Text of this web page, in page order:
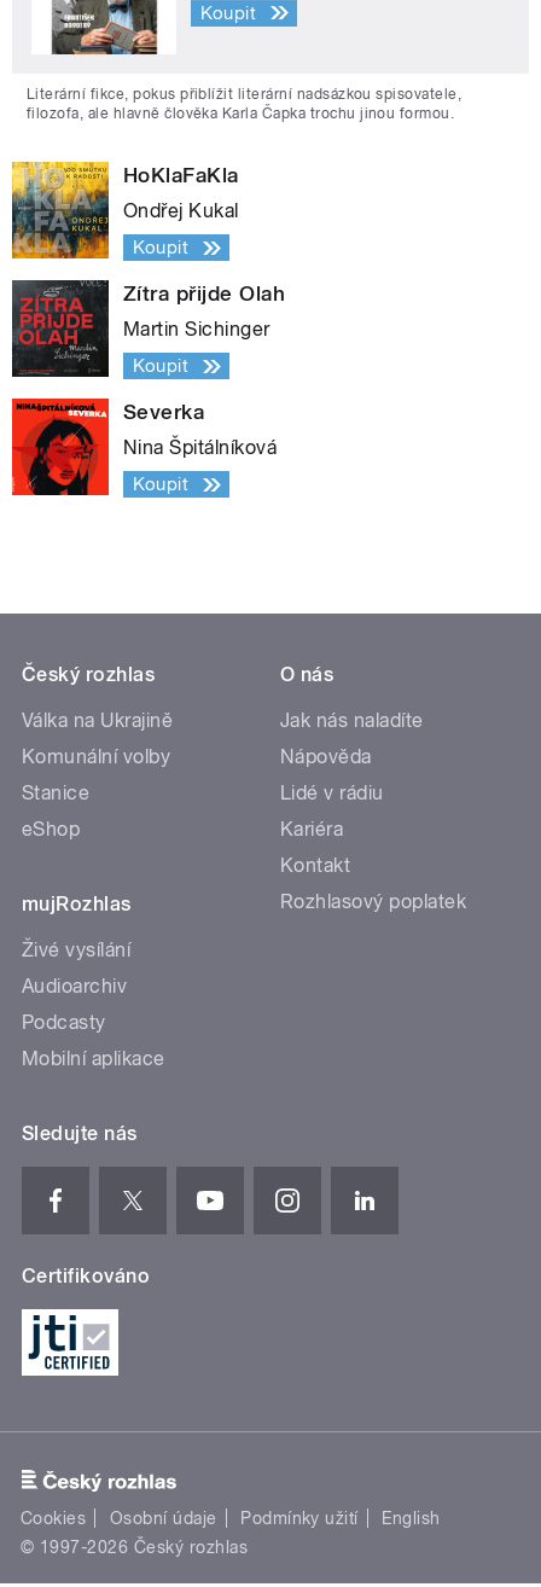
Koupit
Literární fikce, pokus přiblížit literární nadsázkou spisovatele,
filozofa, ale hlavně člověka Karla Čapka trochu jinou formou.
HoKlaFaKla
Ondřej Kukal
Koupit
Zítra přijde Olah
Martin Sichinger
Koupit
Severka
Nina Špitálníková
Koupit
Český rozhlas
Válka na Ukrajině
Komunální volby
Stanice
eShop
mujRozhlas
Živé vysílání
Audioarchiv
Podcasty
Mobilní aplikace
O nás
Jak nás naladíte
Nápověda
Lidé v rádiu
Kariéra
Kontakt
Rozhlasový poplatek
Sledujte nás
Certifikováno
Cookies Osobní údaje Podmínky užití
English
© 1997-2026 Český rozhlas